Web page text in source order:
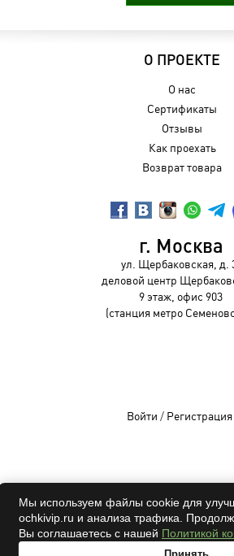
О ПРОЕКТЕ
О нас
Сертификаты
Отзывы
Как проехать
Возврат товара
г. Москва
ул. Щербаковская, д.
деловой центр
9 этаж, офис 903
(станция метро
Войти / Регистрация
OCHKIVIP 2009-2026©
Все права
Мы используем файлы cookie для
ochkivip.ru и анализа трафика.
Вы соглашаетесь с нашей Политикой